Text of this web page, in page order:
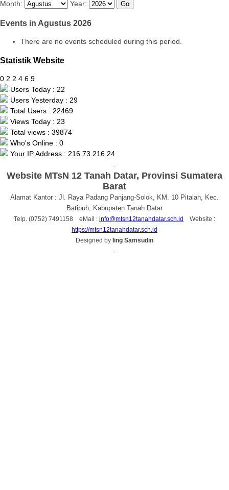
Month: Year:
Events in Agustus 2026
There are no events scheduled during this period.
Statistik Website
0 2 2 4 6 9
Users Today : 22
Users Yesterday : 29
Total Users : 22469
Views Today : 23
Total views : 39874
Who's Online : 0
Your IP Address : 216.73.216.24
Website MTsN 12 Tanah Datar, Provinsi Sumatera
Barat
Alamat Kantor : Jl. Raya Padang Panjang-Solok, KM. 10 Pitalah, Kec.
Batipuh, Kabupaten Tanah Datar
Telp. (0752) 7491158 eMail : info@mtsn12tanahdatar.sch.id
Website :
https://mtsn12tanahdatar.sch.id
Designed by Iing Samsudin